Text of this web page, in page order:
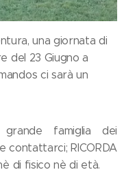
una giornata di
del 23 Giugno a
ci sarà un
famiglia dei
contattarci; RICORDA
di fisico nè di età.